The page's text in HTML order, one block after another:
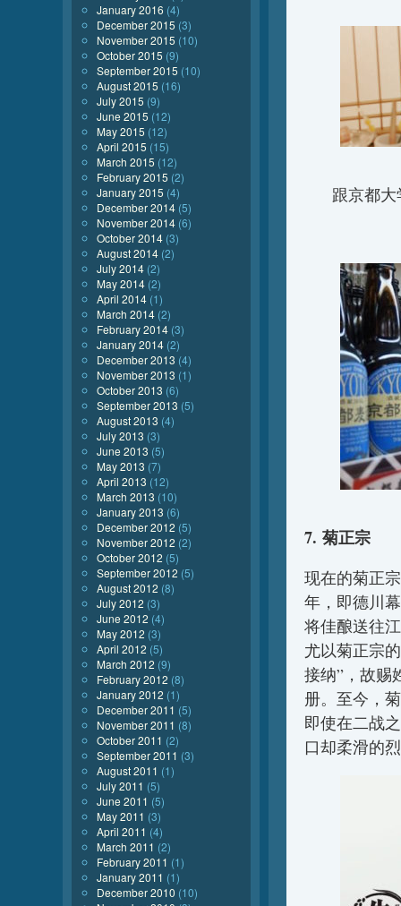
跟京都
7. 菊正宗
现在的菊正
年，即德川
将佳酿送往
尤以菊正宗
接纳”，故赐
册。至今，
即使在二战
口却柔滑的
January 2016 (4)
December 2015 (3)
November 2015 (10)
October 2015 (9)
September 2015 (10)
August 2015 (16)
July 2015 (9)
June 2015 (12)
May 2015 (12)
April 2015 (15)
March 2015 (12)
February 2015 (2)
January 2015 (4)
December 2014 (5)
November 2014 (6)
October 2014 (3)
August 2014 (2)
July 2014 (2)
May 2014 (2)
April 2014 (1)
March 2014 (2)
February 2014 (3)
January 2014 (2)
December 2013 (4)
November 2013 (1)
October 2013 (6)
September 2013 (5)
August 2013 (4)
July 2013 (3)
June 2013 (5)
May 2013 (7)
April 2013 (12)
March 2013 (10)
January 2013 (6)
December 2012 (5)
November 2012 (2)
October 2012 (5)
September 2012 (5)
August 2012 (8)
July 2012 (3)
June 2012 (4)
May 2012 (3)
April 2012 (5)
March 2012 (9)
February 2012 (8)
January 2012 (1)
December 2011 (5)
November 2011 (8)
October 2011 (2)
September 2011 (3)
August 2011 (1)
July 2011 (5)
June 2011 (5)
May 2011 (3)
April 2011 (4)
March 2011 (2)
February 2011 (1)
January 2011 (1)
December 2010 (10)